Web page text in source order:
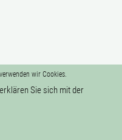
wir Cookies.
Sie sich mit der